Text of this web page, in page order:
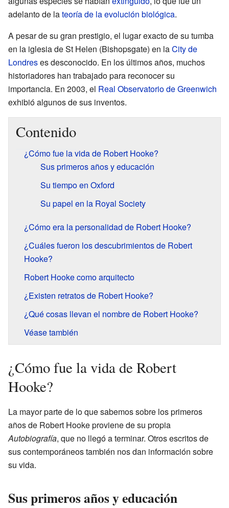
adelanto de lateoría de la evolución biológica.
A pesar de su gran prestigio, el lugar exacto de su tumba
en la iglesia de St Helen (Bishopsgate) en laCity de
Londreses desconocido. En los últimos años, muchos
historiadores han trabajado para reconocer su
importancia. En 2003, el Real Observatorio de Greenwich
exhibió algunos de sus inventos.
Contenido
¿Cómo fue la vida de Robert Hooke?
Sus primeros años y educación
Su tiempo en Oxford
Su papel en la Royal Society
¿Cómo era la personalidad de Robert Hooke?
¿Cuáles fueron los descubrimientos de Robert
Hooke?
Robert Hooke como arquitecto
¿Existen retratos de Robert Hooke?
¿Qué cosas llevan el nombre de Robert Hooke?
Véase también
¿Cómo fue la vida de Robert
Hooke?
La mayor parte de lo que sabemos sobre los primeros
años de Robert Hooke proviene de su propia
Autobiografía, que no llegó a terminar. Otros escritos de
sus contemporáneos también nos dan información sobre
su vida.
Sus primeros años y educación